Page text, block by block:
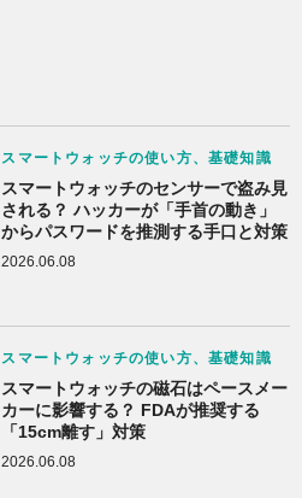
スマートウォッチの使い方、基礎知識
スマートウォッチのセンサーで盗み見
される？ ハッカーが「手首の動き」
からパスワードを推測する手口と対策
2026.06.08
スマートウォッチの使い方、基礎知識
スマートウォッチの磁石はペースメー
カーに影響する？ FDAが推奨する
「15cm離す」対策
2026.06.08